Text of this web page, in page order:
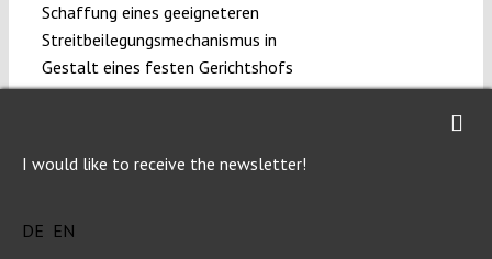
Schaffung eines geeigneteren
Streitbeilegungsmechanismus in
Gestalt eines festen Gerichtshofs
begünstigen.
Staat-Streitbeilegung im TTIP?
rechtsstaatliche Systeme, wie sie sich
I would like to receive the newsletter!
DE EN